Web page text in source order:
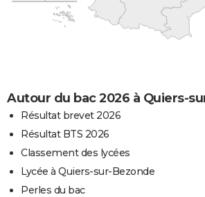
Autour du bac 2026 à Quiers-
Résultat brevet 2026
Résultat BTS 2026
Classement des lycées
Lycée à Quiers-sur-Bezonde
Perles du bac